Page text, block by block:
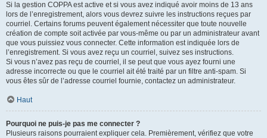
Si la gestion COPPA est active et si vous avez indiqué avoir moins de 13 ans
lors de l’enregistrement, alors vous devrez suivre les instructions reçues par
courriel. Certains forums peuvent également nécessiter que toute nouvelle
création de compte soit activée par vous-même ou par un administrateur avant
que vous puissiez vous connecter. Cette information est indiquée lors de
l’enregistrement. Si vous avez reçu un courriel, suivez ses instructions.
Si vous n’avez pas reçu de courriel, il se peut que vous ayez fourni une
adresse incorrecte ou que le courriel ait été traité par un filtre anti-spam. Si
vous êtes sûr de l’adresse courriel fournie, contactez un administrateur.
Haut
Pourquoi ne puis-je pas me connecter ?
Plusieurs raisons pourraient expliquer cela. Premièrement, vérifiez que votre